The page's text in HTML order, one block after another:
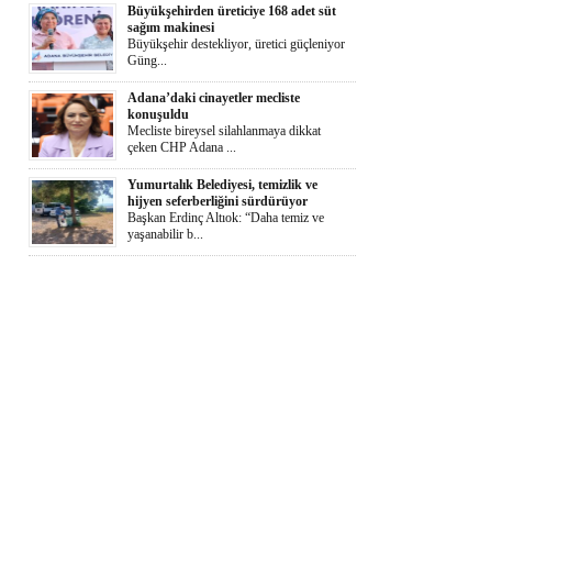
Büyükşehirden üreticiye 168 adet süt
sağım makinesi
Büyükşehir destekliyor, üretici güçleniyor
Güng...
Adana’daki cinayetler mecliste
konuşuldu
Mecliste bireysel silahlanmaya dikkat
çeken CHP Adana ...
Yumurtalık Belediyesi, temizlik ve
hijyen seferberliğini sürdürüyor
Başkan Erdinç Altıok: “Daha temiz ve
yaşanabilir b...